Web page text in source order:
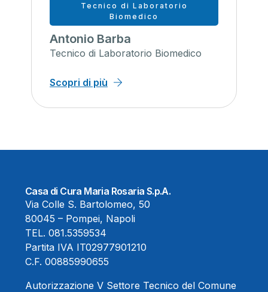
Tecnico di Laboratorio
Biomedico
Antonio Barba
Tecnico di Laboratorio Biomedico
Scopri di più
Casa di Cura Maria Rosaria S.p.A.
Via Colle S. Bartolomeo, 50
80045 – Pompei, Napoli
TEL. 081.5359534
Partita IVA IT02977901210
C.F. 00885990655
Autorizzazione V Settore Tecnico del Comune